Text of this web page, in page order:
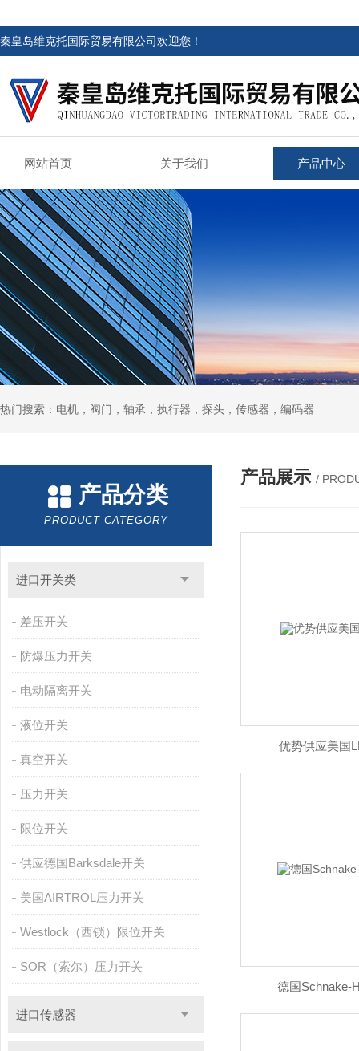
秦皇岛维克托国际贸易有限公司欢迎您！
网站首页 关于我们 产品中心
热门搜索：电机，阀门，轴承，执行器，探头，传感器，编码器
产品分类
PRODUCT CATEGORY
进口开关类
差压开关
防爆压力开关
电动隔离开关
液位开关
真空开关
压力开关
限位开关
供应德国Barksdale开关
美国AIRTROL压力开关
Westlock（西锁）限位开关
SOR（索尔）压力开关
进口传感器
产品展示 /
优势供应美国
德国Schnake-